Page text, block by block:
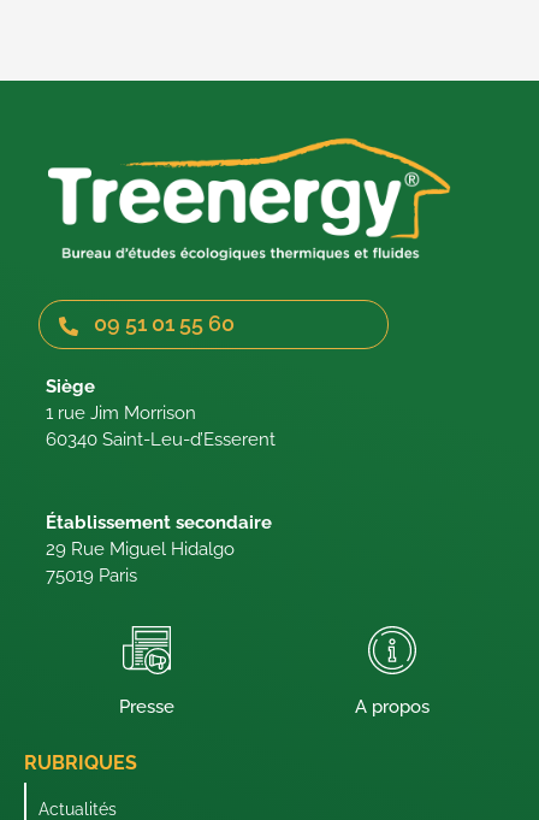
09 51 01 55 60
Siège
1 rue Jim Morrison
60340 Saint-Leu-d’Esserent
Établissement secondaire
29 Rue Miguel Hidalgo
75019 Paris
Presse A propos
RUBRIQUES
Actualités